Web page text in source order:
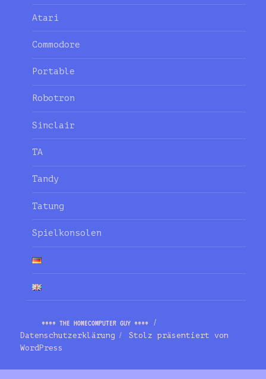
Atari
Commodore
Portable
Robotron
Sinclair
TA
Tandy
Tatung
Spielkonsolen
**** THE HOMECOMPUTER GUY ****
Datenschutzerklärung
Stolz präsentiert von
WordPress